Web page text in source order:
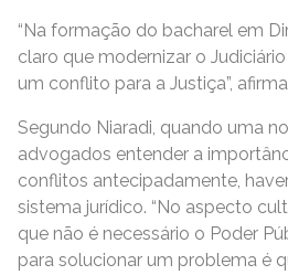
“Na formação do bacharel em
claro que modernizar o
um conflito para a Justiça”,
Segundo Niaradi, quando uma
advogados entender a
conflitos antecipadamente,
sistema jurídico. “No aspecto
que não é necessário o Poder
para solucionar um problema é